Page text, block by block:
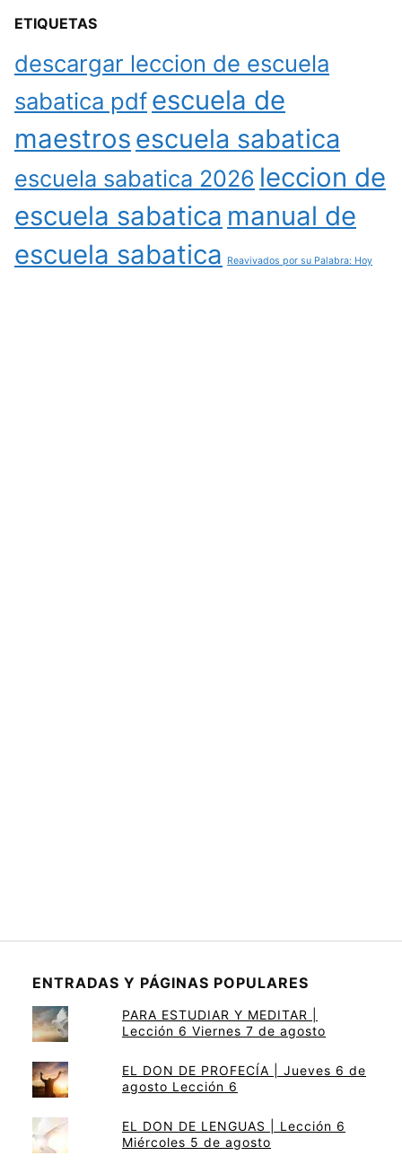
ETIQUETAS
descargar leccion de escuela
sabatica pdfescuela de
maestros escuela sabatica
escuela sabatica 2026 leccion de
escuela sabatica manual de
escuela sabatica
Reavivados por su Palabra: Hoy
ENTRADAS Y PÁGINAS POPULARES
PARA ESTUDIAR Y MEDITAR |
Lección 6 Viernes 7 de agosto
EL DON DE PROFECÍA | Jueves 6 de
agosto Lección 6
EL DON DE LENGUAS | Lección 6
Miércoles 5 de agosto